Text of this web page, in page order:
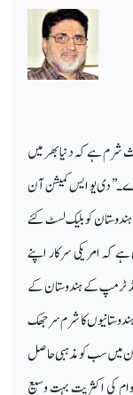
ہے کہ دنیا بھر میں
ـ’’ دی یو ایس کمیشن آن
کو بلیک لسٹ کئے
کہ امریکی سرکار اپنے
ٹرمپ کے ہندوستان کے
کا شرم سر جھک
میں سب کو مذہبی حاصل
کی اکثریت بہت وسیع